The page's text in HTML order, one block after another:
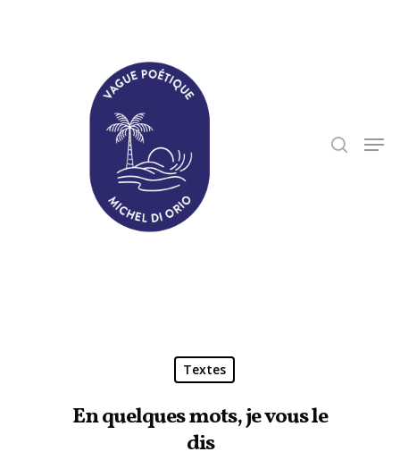
Hit enter to search or ESC to close
Textes
En quelques mots, je vous le
dis